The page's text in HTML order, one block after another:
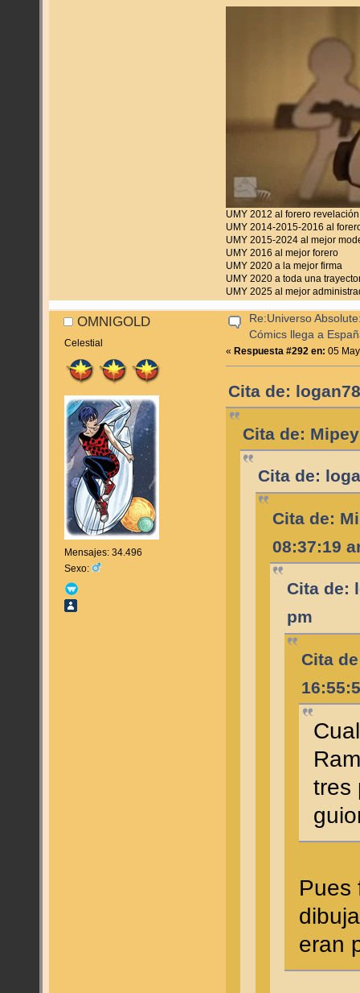
UMY 2012 al forero revelación
UMY 2014-2015-2016 al
UMY 2015-2024 al mejor
UMY 2016 al mejor forero
UMY 2020 a la mejor firma
UMY 2020 a toda una
UMY 2025 al mejor
OMNIGOLD
Celestial
Mensajes: 34.496
Sexo:
Re:Universo
Cómics llega a
« Respuesta #292 en: 05
Cita de:
Cita de:
Cita de:
Cita de:
08:37:19
Cita de:
pm
Cita
tres
Pues
eran